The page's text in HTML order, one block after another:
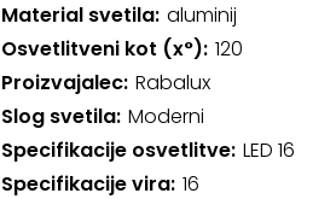
Material svetila aluminij
Osvetlitveni kot (x°) 120
Proizvajalec Rabalux
Slog svetila Moderni
Specifikacije osvetlitve LED 16
Specifikacije vira 16